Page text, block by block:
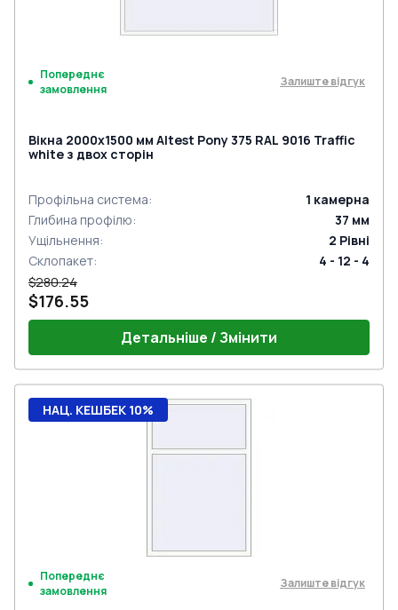
Попереднє
замовлення
Залиште відгук
Вікна 2000x1500 мм Altest Pony 375 RAL 9016 Traffic
white з двох сторін
Профільна система: 1 камерна
Глибина профілю: 37 мм
Ущільнення: 2 Рівні
Склопакет:
4 - 12 - 4
$280.24
$176.55
Детальніше / Змінити
НАЦ. КЕШБЕК 10%
Попереднє
замовлення
Залиште відгук